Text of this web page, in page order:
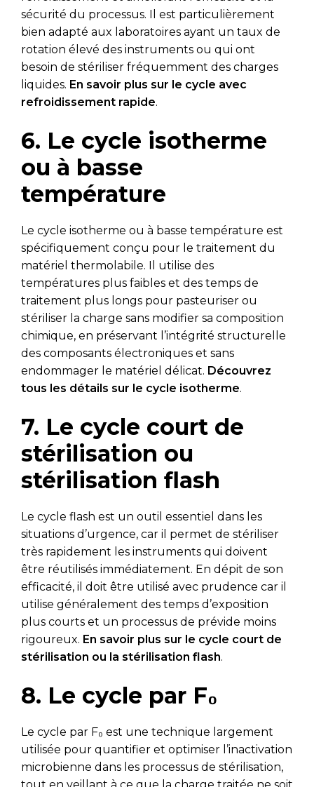
sécurité du processus. Il est particulièrement
bien adapté aux laboratoires ayant un taux de
rotation élevé des instruments ou qui ont
besoin de stériliser fréquemment des charges
liquides. En savoir plus sur le cycle avec
refroidissement rapide.
6. Le cycle isotherme
ou à basse
température
Le cycle isotherme ou à basse température est
spécifiquement conçu pour le traitement du
matériel thermolabile. Il utilise des
températures plus faibles et des temps de
traitement plus longs pour pasteuriser ou
stériliser la charge sans modifier sa composition
chimique, en préservant l’intégrité structurelle
des composants électroniques et sans
endommager le matériel délicat. Découvrez
tous les détails sur le cycle isotherme.
7. Le cycle court de
stérilisation ou
stérilisation flash
Le cycle flash est un outil essentiel dans les
situations d’urgence, car il permet de stériliser
très rapidement les instruments qui doivent
être réutilisés immédiatement. En dépit de son
efficacité, il doit être utilisé avec prudence car il
utilise généralement des temps d’exposition
plus courts et un processus de prévide moins
rigoureux. En savoir plus sur le cycle court de
stérilisation ou la stérilisation flash.
8. Le cycle par F₀
Le cycle par F₀ est une technique largement
utilisée pour quantifier et optimiser l’inactivation
microbienne dans les processus de stérilisation,